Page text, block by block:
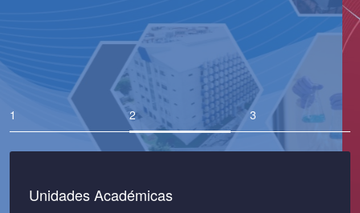
Unidades Académicas